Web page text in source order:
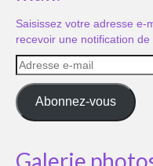
Saisissez votre adresse e-
recevoir une notification
Adresse
e-
mail
Abonnez-vous
Galerie